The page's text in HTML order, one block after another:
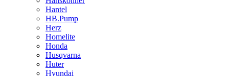
Hantel
HB.Pump
Herz
Homelite
Honda
Husqvarna
Huter
Hyundai